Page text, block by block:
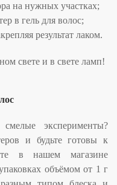
на нужных участках;
в гель для волос;
результат лаком.
свете и в свете ламп!
эксперименты?
и будьте готовы к
в нашем магазине
объёмом от 1 г